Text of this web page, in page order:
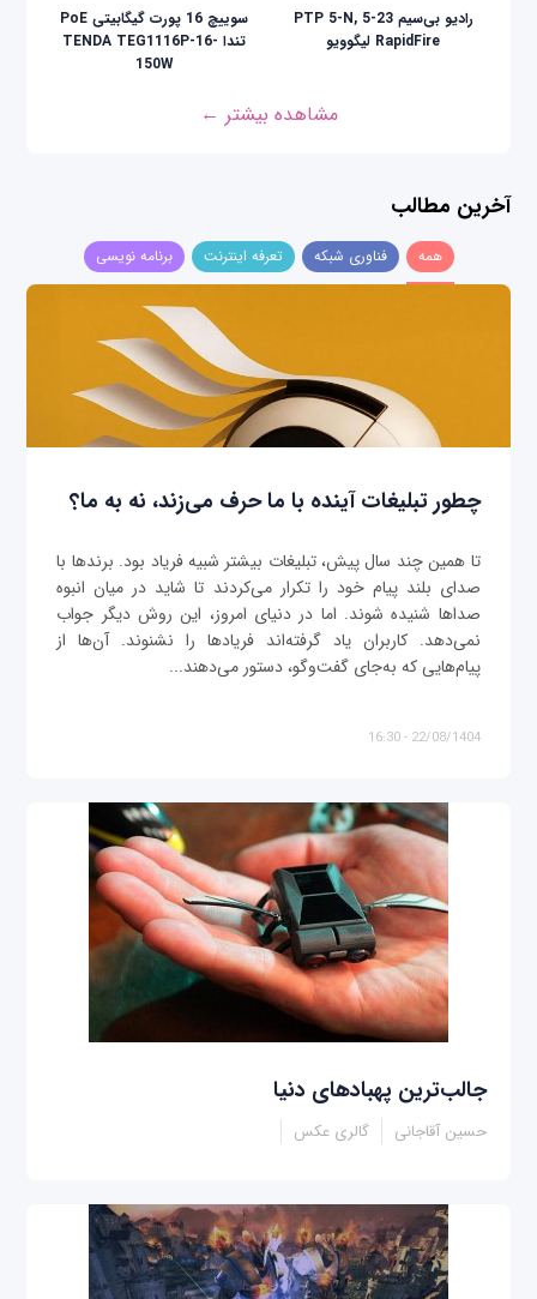
رادیو بی‌سیم PTP 5-N, 5-23
RapidFire لیگوویو
سوییچ 16 پورت گیگابیتی PoE
تندا TENDA TEG1116P-16-
150W
مشاهده بیشتر ←
آخرین مطالب
همه فناوری شبکه تعرفه اینترنت برنامه نویسی
چطور تبلیغات آینده با ما حرف می‌زند، نه به ما؟
تا همین چند سال پیش، تبلیغات بیشتر شبیه فریاد بود. برندها با
صدای بلند پیام خود را تکرار می‌کردند تا شاید در میان انبوه
صداها شنیده شوند. اما در دنیای امروز، این روش دیگر جواب
نمی‌دهد. کاربران یاد گرفته‌اند فریادها را نشنوند. آن‌ها از
پیام‌هایی که به‌جای گفت‌وگو، دستور می‌دهند...
22/08/1404 - 16:30
جالب‌ترین پهبادهای دنیا
حسین آقاجانی گالری عکس